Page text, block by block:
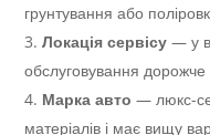
грунтування або
Локація сервісу — у
обслуговування
Марка авто — люкс-
матеріалів і має вищу